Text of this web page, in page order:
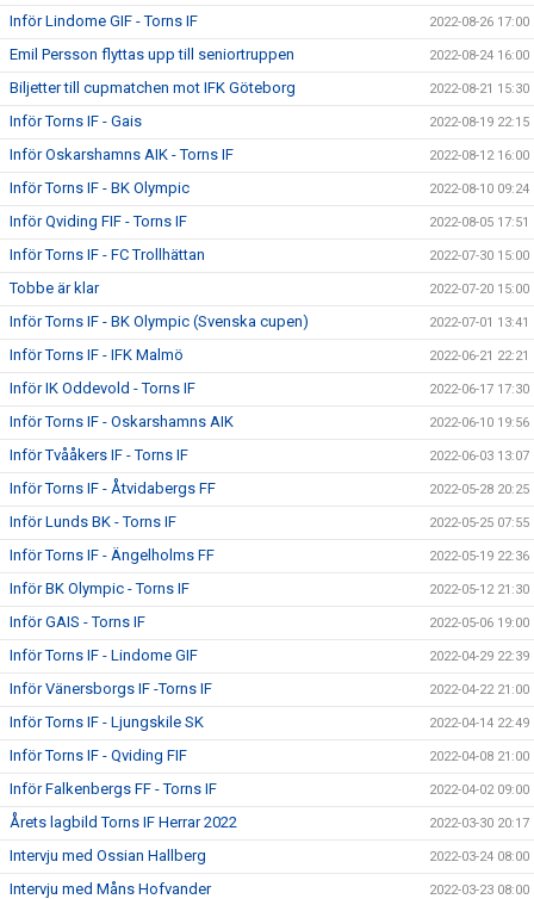
Inför Lindome GIF - Torns IF 2022-08-26 17:00
Emil Persson flyttas upp till seniortruppen 2022-08-24 16:00
Biljetter till cupmatchen mot IFK Göteborg 2022-08-21 15:30
Inför Torns IF - Gais 2022-08-19 22:15
Inför Oskarshamns AIK - Torns IF 2022-08-12 16:00
Inför Torns IF - BK Olympic 2022-08-10 09:24
Inför Qviding FIF - Torns IF 2022-08-05 17:51
Inför Torns IF - FC Trollhättan 2022-07-30 15:00
Tobbe är klar 2022-07-20 15:00
Inför Torns IF - BK Olympic (Svenska cupen) 2022-07-01 13:41
Inför Torns IF - IFK Malmö 2022-06-21 22:21
Inför IK Oddevold - Torns IF 2022-06-17 17:30
Inför Torns IF - Oskarshamns AIK 2022-06-10 19:56
Inför Tvååkers IF - Torns IF 2022-06-03 13:07
Inför Torns IF - Åtvidabergs FF 2022-05-28 20:25
Inför Lunds BK - Torns IF 2022-05-25 07:55
Inför Torns IF - Ängelholms FF 2022-05-19 22:36
Inför BK Olympic - Torns IF 2022-05-12 21:30
Inför GAIS - Torns IF 2022-05-06 19:00
Inför Torns IF - Lindome GIF 2022-04-29 22:39
Inför Vänersborgs IF -Torns IF 2022-04-22 21:00
Inför Torns IF - Ljungskile SK 2022-04-14 22:49
Inför Torns IF - Qviding FIF 2022-04-08 21:00
Inför Falkenbergs FF - Torns IF 2022-04-02 09:00
Årets lagbild Torns IF Herrar 2022 2022-03-30 20:17
Intervju med Ossian Hallberg 2022-03-24 08:00
Intervju med Måns Hofvander 2022-03-23 08:00